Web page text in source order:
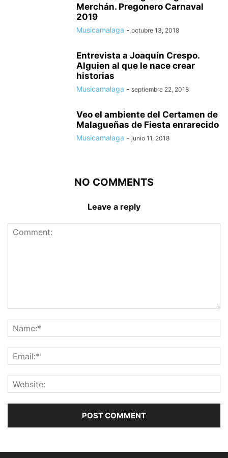
Merchán. Pregonero Carnaval
2019
Musicamalaga - octubre 13, 2018
Entrevista a Joaquín Crespo.
Alguien al que le nace crear
historias
Musicamalaga - septiembre 22, 2018
Veo el ambiente del Certamen de
Malagueñas de Fiesta enrarecido
Musicamalaga - junio 11, 2018
NO COMMENTS
Leave a reply